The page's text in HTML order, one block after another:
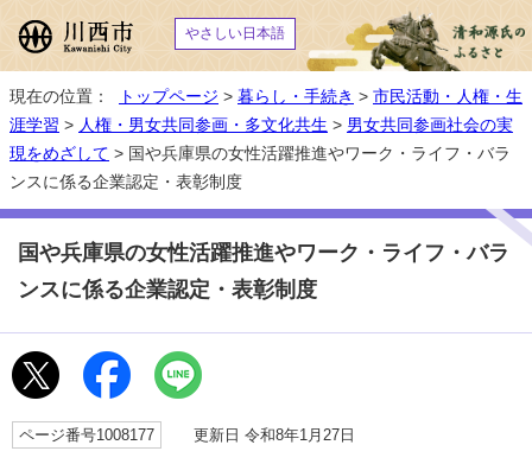
やさしい日本語
現在の位置： トップページ > 暮らし・手続き > 市民活動・人権・生
涯学習 > 人権・男女共同参画・多文化共生 > 男女共同参画社会の実
現をめざして > 国や兵庫県の女性活躍推進やワーク・ライフ・バラ
ンスに係る企業認定・表彰制度
国や兵庫県の女性活躍推進やワーク・ライフ・バラ
ンスに係る企業認定・表彰制度
ページ番号1008177 更新日 令和8年1月27日